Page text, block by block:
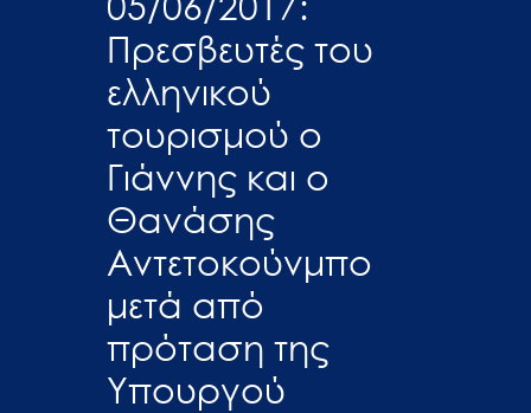
Πρεσβευτές του
ελληνικού
τουρισμού ο
Γιάννης και ο
Θανάσης
Αντετοκούνμπο
μετά από
πρόταση της
Υπουργού